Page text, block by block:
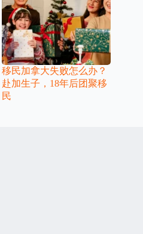
移民加拿大失败怎么办？
赴加生子，18年后团聚移
民